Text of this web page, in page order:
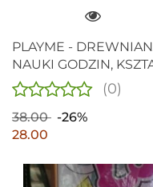
PLAYME -
NAUKI GODZIN,
DISNEY`A
(0)
38.00
-26%
28.00